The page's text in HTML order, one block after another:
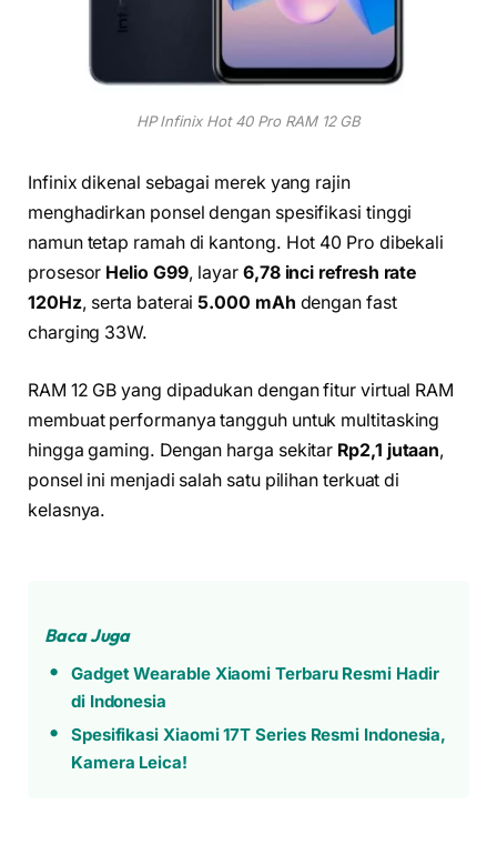
HP Infinix Hot 40 Pro RAM 12 GB
Infinix dikenal sebagai merek yang rajin
menghadirkan ponsel dengan spesifikasi tinggi
namun tetap ramah di kantong. Hot 40 Pro dibekali
prosesor Helio G99, layar 6,78 inci refresh rate
120Hz, serta baterai5.000 mAh dengan fast
charging 33W.
RAM 12 GB yang dipadukan dengan fitur virtual RAM
membuat performanya tangguh untuk multitasking
hingga gaming. Dengan harga sekitar Rp2,1 jutaan,
ponsel ini menjadi salah satu pilihan terkuat di
kelasnya.
Baca Juga
Gadget Wearable Xiaomi Terbaru Resmi Hadir
di Indonesia
Spesifikasi Xiaomi 17T Series Resmi Indonesia,
Kamera Leica!